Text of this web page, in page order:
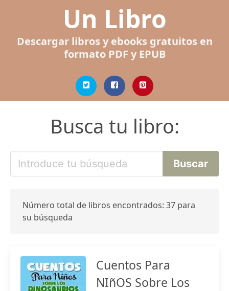
Un Libro
Descargar libros y ebooks gratuitos en
formato PDF y EPUB
Busca tu libro:
Número total de libros encontrados: 37 para
su búsqueda
Cuentos Para
NIñOS Sobre Los